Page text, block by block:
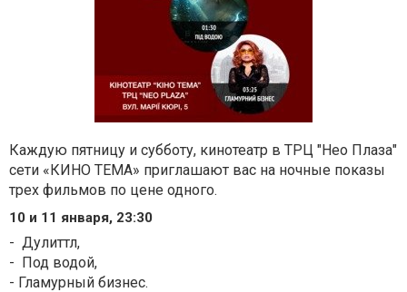
Каждую пятницу и субботу, кинотеатр в ТРЦ "Нео Плаза"
сети «КИНО ТЕМА» приглашают вас на ночные показы
трех фильмов по цене одного.
10 и 11 января, 23:30
- Дулиттл,
- Под водой,
- Гламурный бизнес.